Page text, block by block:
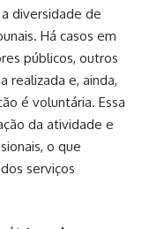
diversidade de
Há casos em
públicos, outros
realizada e, ainda,
é voluntária. Essa
da atividade e
o que
serviços